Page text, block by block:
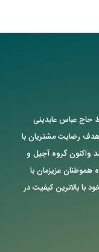
عابدینی در سال 1355 توسط حاج عباس عابدینی
هدف رضایت مشتریان با
واکنون گروه آجیل و
هموطنان عزیزمان با
با بالاترین کیفیت در